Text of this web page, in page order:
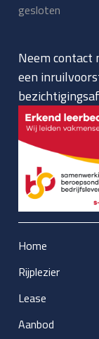
gesloten
Neem contact
een
Home
Rijplezier
Lease
Aanbod